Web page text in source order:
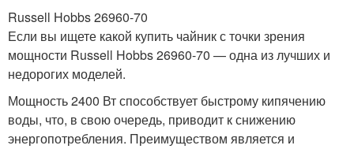
Russell Hobbs 26960-70
Если вы ищете какой купить чайник с точки зрения
мощности Russell Hobbs 26960-70 — одна из лучших и
недорогих моделей.
Мощность 2400 Вт способствует быстрому кипячению
воды, что, в свою очередь, приводит к снижению
энергопотребления. Преимуществом является и